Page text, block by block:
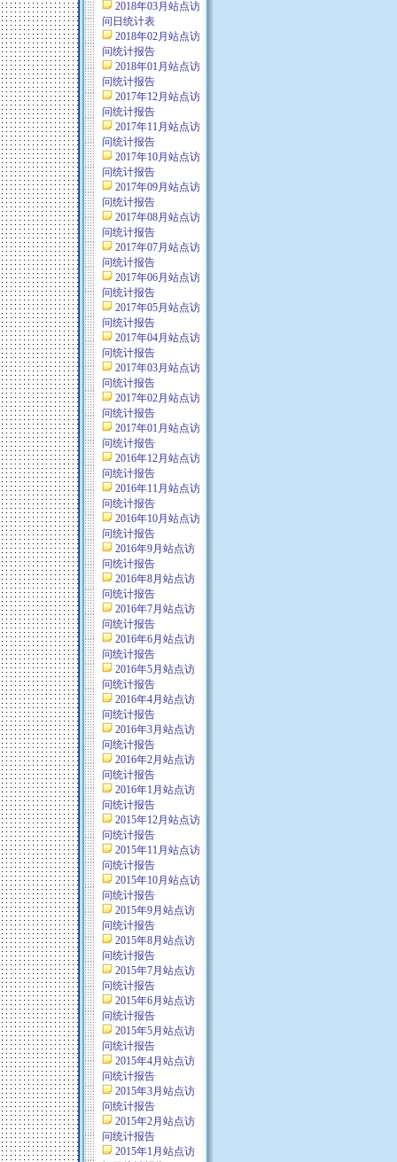
2018年03月站点访
问日统计表
2018年02月站点访
问统计报告
2018年01月站点访
问统计报告
2017年12月站点访
问统计报告
2017年11月站点访
问统计报告
2017年10月站点访
问统计报告
2017年09月站点访
问统计报告
2017年08月站点访
问统计报告
2017年07月站点访
问统计报告
2017年06月站点访
问统计报告
2017年05月站点访
问统计报告
2017年04月站点访
问统计报告
2017年03月站点访
问统计报告
2017年02月站点访
问统计报告
2017年01月站点访
问统计报告
2016年12月站点访
问统计报告
2016年11月站点访
问统计报告
2016年10月站点访
问统计报告
2016年9月站点访
问统计报告
2016年8月站点访
问统计报告
2016年7月站点访
问统计报告
2016年6月站点访
问统计报告
2016年5月站点访
问统计报告
2016年4月站点访
问统计报告
2016年3月站点访
问统计报告
2016年2月站点访
问统计报告
2016年1月站点访
问统计报告
2015年12月站点访
问统计报告
2015年11月站点访
问统计报告
2015年10月站点访
问统计报告
2015年9月站点访
问统计报告
2015年8月站点访
问统计报告
2015年7月站点访
问统计报告
2015年6月站点访
问统计报告
2015年5月站点访
问统计报告
2015年4月站点访
问统计报告
2015年3月站点访
问统计报告
2015年2月站点访
问统计报告
2015年1月站点访